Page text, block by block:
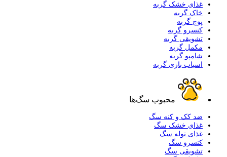
غذای خشک گربه
خاک گربه
پوچ گربه
کنسرو گربه
تشویقی گربه
مکمل گربه
شامپو گربه
اسباب بازی گربه
محبوب سگ‌ها
ضد کک و کنه سگ
غذای خشک سگ
غذای توله سگ
کنسرو سگ
تشویقی سگ